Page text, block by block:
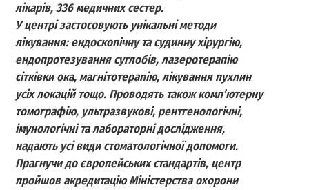
лікарів, 336 медичних сестер.
У центрі застосовують унікальні методи
лікування: ендоскопічну та судинну хірургію,
ендопротезування суглобів, лазеротерапію
сітківки ока, магнітотерапію, лікування пухлин
усіх локацій тощо. Проводять також комп’ютерну
томографію, ультразвукові, рентгенологічні,
імунологічні та лабораторні дослідження,
надають усі види стоматологічної допомоги.
Прагнучи до європейських стандартів, центр
пройшов акредитацію Міністерства охорони